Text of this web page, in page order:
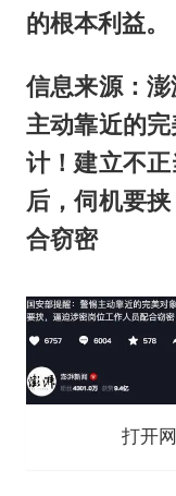
的根本利益。
信息来源：
主动靠近的
计！建立不
后，伺机要
合窃密
打开